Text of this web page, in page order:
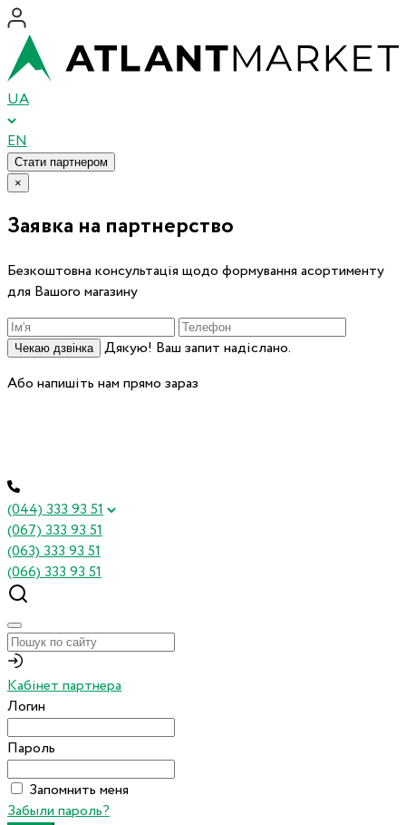
UA
EN
Стати партнером
×
Заявка на партнерство
Безкоштовна консультація щодо формування асортименту
для Вашого магазину
Чекаю дзвінка
Дякую! Ваш запит надіслано.
Або напишіть нам прямо зараз
(044) 333 93 51
(067) 333 93 51
(063) 333 93 51
(066) 333 93 51
Кабінет партнера
Логин
Пароль
Запомнить меня
Забыли пароль?